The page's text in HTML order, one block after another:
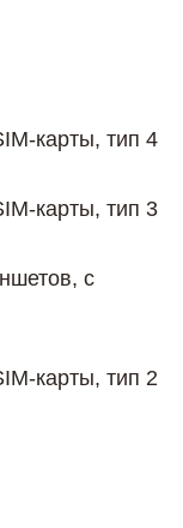
карты, тип 4
карты, тип 3
с
карты, тип 2